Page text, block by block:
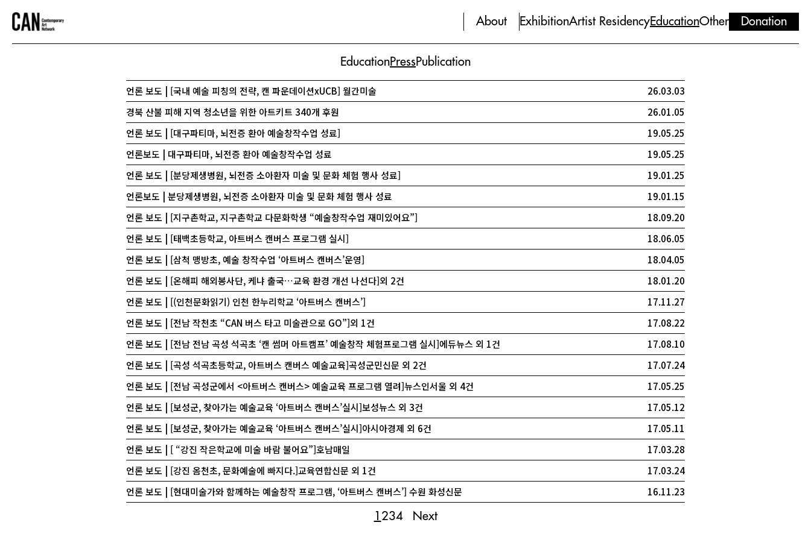
About ExhibitionArtist ResidencyEducationOther Donation
EducationPressPublication
언론 보도 | [국내 예술 피칭의 전략, 캔 파운데이션xUCB] 월간미술
26.03.03
경북 산불 피해 지역 청소년을 위한 아트키트 340개 후원
26.01.05
언론 보도 | [대구파티마, 뇌전증 환아 예술창작수업 성료]
19.05.25
언론보도 | 대구파티마, 뇌전증 환아 예술창작수업 성료
19.05.25
언론 보도 | [분당제생병원, 뇌전증 소아환자 미술 및 문화 체험 행사 성료]
19.01.25
언론보도 | 분당제생병원, 뇌전증 소아환자 미술 및 문화 체험 행사 성료
19.01.15
언론 보도 | [지구촌학교, 지구촌학교 다문화학생 “예술창작수업 재미있어요”]
18.09.20
언론 보도 | [태백초등학교, 아트버스 캔버스 프로그램 실시]
18.06.05
언론 보도 | [삼척 맹방초, 예술 창작수업 ‘아트버스 캔버스’운영]
18.04.05
언론 보도 | [온해피 해외봉사단, 케냐 출국…교육 환경 개선 나선다]외 2건
18.01.20
언론 보도 | [(인천문화읽기) 인천 한누리학교 ‘아트버스 캔버스’]
17.11.27
언론 보도 | [전남 작천초 “CAN 버스 타고 미술관으로 GO”]외 1건
17.08.22
언론 보도 | [전남 전남 곡성 석곡초 ‘캔 썸머 아트캠프’ 예술창작 체험프로그램 실시]에듀뉴스 외 1건
17.08.10
언론 보도 | [곡성 석곡초등학교, 아트버스 캔버스 예술교육]곡성군민신문 외 2건
17.07.24
언론 보도 | [전남 곡성군에서 <아트버스 캔버스> 예술교육 프로그램 열려]뉴스인서울 외 4건
17.05.25
언론 보도 | [보성군, 찾아가는 예술교육 ‘아트버스 캔버스’실시]보성뉴스 외 3건
17.05.12
언론 보도 | [보성군, 찾아가는 예술교육 ‘아트버스 캔버스’실시]아시아경제 외 6건
17.05.11
언론 보도 | [ “강진 작은학교에 미술 바람 불어요”]호남매일
17.03.28
언론 보도 | [강진 옴천초, 문화예술에 빠지다.]교육연합신문 외 1건
17.03.24
언론 보도 | [현대미술가와 함께하는 예술창작 프로그램, ‘아트버스 캔버스’] 수원 화성신문
16.11.23
1 234 Next